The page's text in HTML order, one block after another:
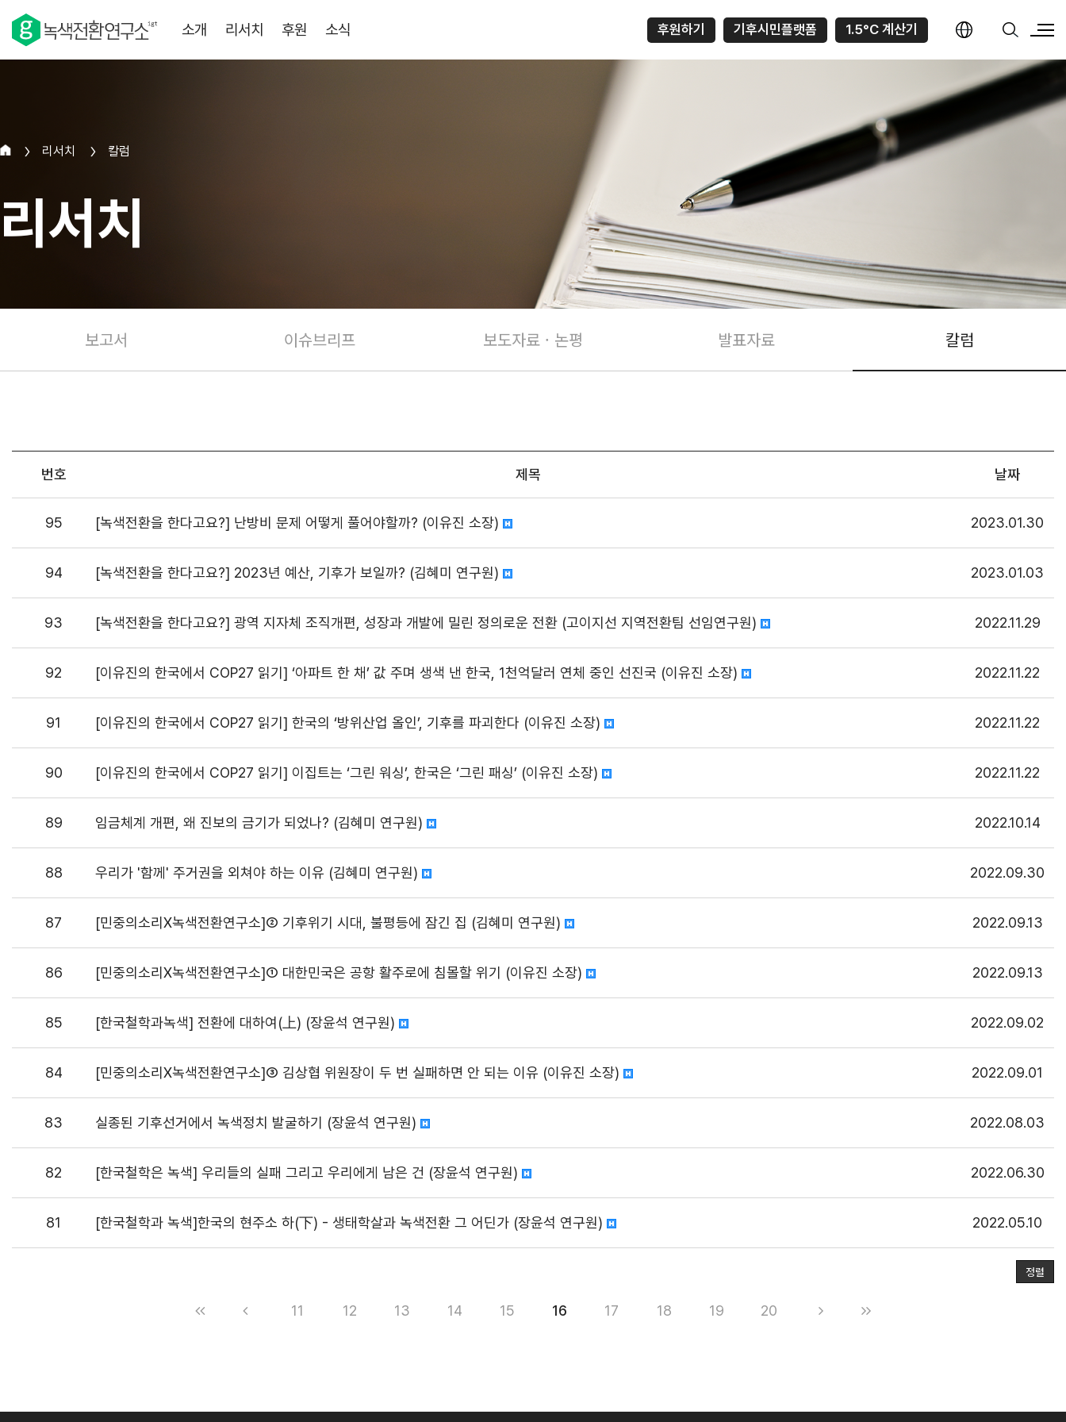
소개 리서치 후원 소식 후원하기 기후시민플랫폼 1.5°C 계산기
> 리서치 > 칼럼
리서치
보고서 이슈브리프 보도자료 · 논평 발표자료 칼럼
번호 제목 날짜
95 [녹색전환을 한다고요?] 난방비 문제 어떻게 풀어야할까? (이유진 소장) 2023.01.30
94 [녹색전환을 한다고요?] 2023년 예산, 기후가 보일까? (김혜미 연구원) 2023.01.03
93 [녹색전환을 한다고요?] 광역 지자체 조직개편, 성장과 개발에 밀린 정의로운 전환 (고이지선 지역전환팀 선임연구원) 2022.11.29
92 [이유진의 한국에서 COP27 읽기] ‘아파트 한 채’ 값 주며 생색 낸 한국, 1천억달러 연체 중인 선진국 (이유진 소장) 2022.11.22
91 [이유진의 한국에서 COP27 읽기] 한국의 ‘방위산업 올인’, 기후를 파괴한다 (이유진 소장) 2022.11.22
90 [이유진의 한국에서 COP27 읽기] 이집트는 ‘그린 워싱’, 한국은 ‘그린 패싱’ (이유진 소장) 2022.11.22
89 임금체계 개편, 왜 진보의 금기가 되었나? (김혜미 연구원) 2022.10.14
88 우리가 '함께' 주거권을 외쳐야 하는 이유 (김혜미 연구원) 2022.09.30
87 [민중의소리X녹색전환연구소]② 기후위기 시대, 불평등에 잠긴 집 (김혜미 연구원) 2022.09.13
86 [민중의소리X녹색전환연구소]① 대한민국은 공항 활주로에 침몰할 위기 (이유진 소장) 2022.09.13
85 [한국철학과녹색] 전환에 대하여(上) (장윤석 연구원) 2022.09.02
84 [민중의소리X녹색전환연구소]③ 김상협 위원장이 두 번 실패하면 안 되는 이유 (이유진 소장) 2022.09.01
83 실종된 기후선거에서 녹색정치 발굴하기 (장윤석 연구원) 2022.08.03
82 [한국철학은 녹색] 우리들의 실패 그리고 우리에게 남은 건 (장윤석 연구원) 2022.06.30
81 [한국철학과 녹색]한국의 현주소 하(下) - 생태학살과 녹색전환 그 어딘가 (장윤석 연구원) 2022.05.10
정렬
11 12 13 14 15 16 17 18 19 20